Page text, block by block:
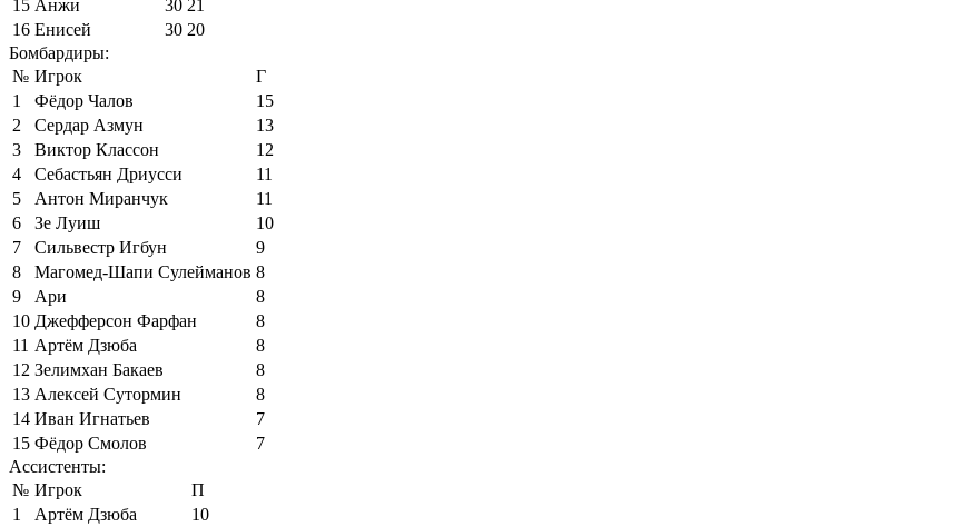
15 Анжи 30 21
16 Енисей 30 20
Бомбардиры:
№ Игрок
Г
1
Фёдор Чалов
15
2
Сердар Азмун
13
3
Виктор Классон
12
4
Себастьян Дриусси
11
5
Антон Миранчук
11
6
Зе Луиш
10
7
Сильвестр Игбун
9
8
Магомед-Шапи Сулейманов 8
9
Ари
8
10 Джефферсон Фарфан
8
11 Артём Дзюба
8
12 Зелимхан Бакаев
8
13 Алексей Сутормин
8
14 Иван Игнатьев
7
15 Фёдор Смолов
7
Ассистенты:
№ Игрок
П
1
Артём Дзюба
10